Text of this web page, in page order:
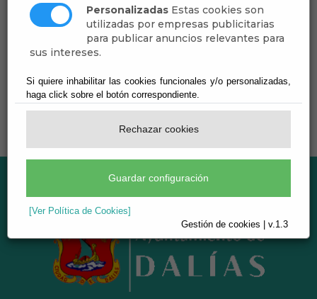
Personalizadas Estas cookies son
utilizadas por empresas publicitarias
para publicar anuncios relevantes para
sus intereses.
Si quiere inhabilitar las cookies funcionales y/o personalizadas,
haga click sobre el botón correspondiente.
Rechazar cookies
Guardar configuración
[Ver Política de Cookies]
Gestión de cookies | v.1.3
GLOBOFEXIA